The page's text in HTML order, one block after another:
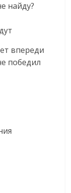
найду?
впереди
победил